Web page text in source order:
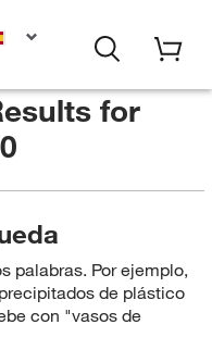
for
palabras. Por ejemplo,
de plástico
con "vasos de